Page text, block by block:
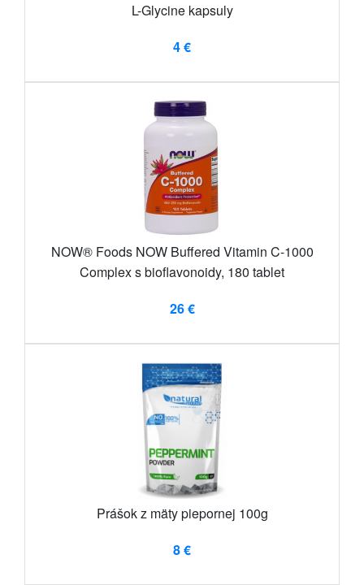
L-Glycine kapsuly
4 €
NOW® Foods NOW Buffered Vitamin C-1000
Complex s bioflavonoidy, 180 tablet
26 €
Prášok z mäty piepornej 100g
8 €